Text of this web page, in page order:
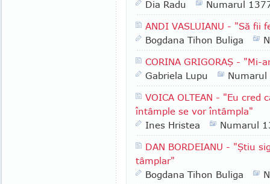
Dia Radu
Numarul
ANDI VASLUIANU - "Să fii
Bogdana Tihon Buliga
CORINA GRIGORAŞ -
Gabriela Lupu
VOICA OLTEAN - "Eu
întâmple se vor întâmpla"
Ines Hristea
Numarul
DAN BORDEIANU - "Ştiu
tâmplar"
Bogdana Tihon Buliga